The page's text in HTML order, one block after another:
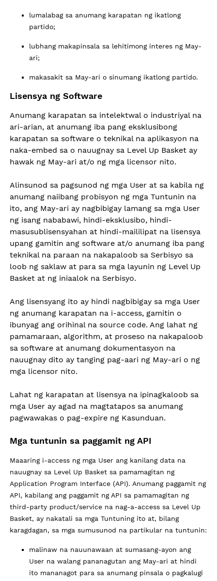
lumalabag sa anumang karapatan ng ikatlong
partido;
lubhang makapinsala sa lehitimong interes ng May-
ari;
makasakit sa May-ari o sinumang ikatlong partido.
Lisensya ng Software
Anumang karapatan sa intelektwal o industriyal na
ari-arian, at anumang iba pang eksklusibong
karapatan sa software o teknikal na aplikasyon na
naka-embed sa o nauugnay sa Level Up Basket ay
hawak ng May-ari at/o ng mga licensor nito.
Alinsunod sa pagsunod ng mga User at sa kabila ng
anumang naiibang probisyon ng mga Tuntunin na
ito, ang May-ari ay nagbibigay lamang sa mga User
ng isang nababawi, hindi-eksklusibo, hindi-
masusublisensyahan at hindi-maililipat na lisensya
upang gamitin ang software at/o anumang iba pang
teknikal na paraan na nakapaloob sa Serbisyo sa
loob ng saklaw at para sa mga layunin ng Level Up
Basket at ng iniaalok na Serbisyo.
Ang lisensyang ito ay hindi nagbibigay sa mga User
ng anumang karapatan na i-access, gamitin o
ibunyag ang orihinal na source code. Ang lahat ng
pamamaraan, algorithm, at proseso na nakapaloob
sa software at anumang dokumentasyon na
nauugnay dito ay tanging pag-aari ng May-ari o ng
mga licensor nito.
Lahat ng karapatan at lisensya na ipinagkaloob sa
mga User ay agad na magtatapos sa anumang
pagwawakas o pag-expire ng Kasunduan.
Mga tuntunin sa paggamit ng API
Maaaring i-access ng mga User ang kanilang data na
nauugnay sa Level Up Basket sa pamamagitan ng
Application Program Interface (API). Anumang paggamit ng
API, kabilang ang paggamit ng API sa pamamagitan ng
third-party product/service na nag-a-access sa Level Up
Basket, ay nakatali sa mga Tuntuning ito at, bilang
karagdagan, sa mga sumusunod na partikular na tuntunin:
malinaw na nauunawaan at sumasang-ayon ang
User na walang pananagutan ang May-ari at hindi
ito mananagot para sa anumang pinsala o pagkalugi